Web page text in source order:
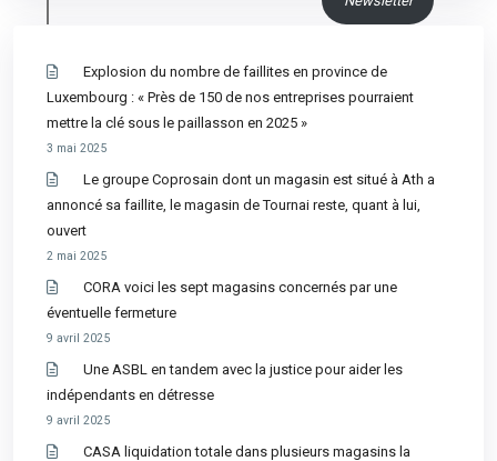
Explosion du nombre de faillites en province de
Luxembourg : « Près de 150 de nos entreprises pourraient
mettre la clé sous le paillasson en 2025 »
3 mai 2025
Le groupe Coprosain dont un magasin est situé à Ath a
annoncé sa faillite, le magasin de Tournai reste, quant à lui,
ouvert
2 mai 2025
CORA voici les sept magasins concernés par une
éventuelle fermeture
9 avril 2025
Une ASBL en tandem avec la justice pour aider les
indépendants en détresse
9 avril 2025
CASA liquidation totale dans plusieurs magasins la